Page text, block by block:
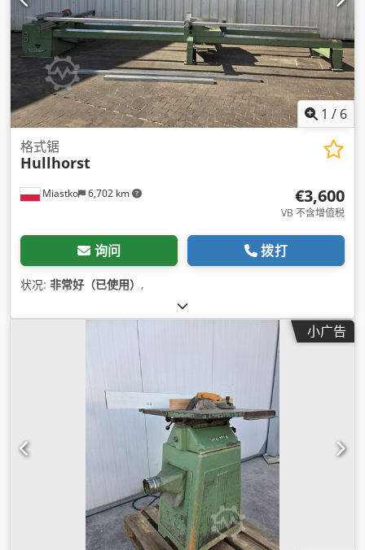
1 / 6
Miastko 6,702 km
格式锯
Hullhorst
€3,600
VB 不含增值税
询问 拨打
状况: 非常好（已使用） ,
小广告